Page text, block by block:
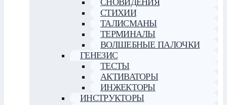
СНОВИДЕНИЯ
СТИХИИ
ТАЛИСМАНЫ
ТЕРМИНАЛЫ
ВОЛШЕБНЫЕ ПАЛОЧКИ
ГЕНЕЗИС
ТЕСТЫ
АКТИВАТОРЫ
ИНЖЕКТОРЫ
ИНСТРУКТОРЫ